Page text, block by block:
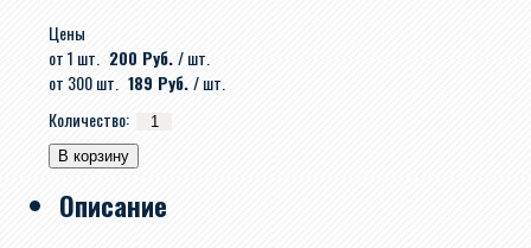
Цены
от 1 шт.
200 Руб. / шт.
от 300 шт. 189 Руб. / шт.
Количество:
Описание